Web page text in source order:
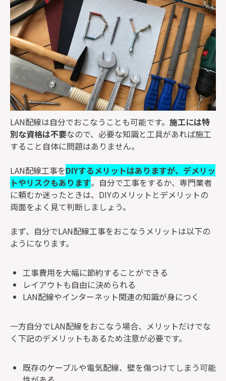
LAN配線は自分でおこなうことも可能です。 施工には特
別な資格は不要なので、必要な知識と工具があれば施工
すること自体に問題はありません。
LAN配線工事をDIYするメリットはありますが、デメリッ
トやリスクもあります。自分で工事をするか、専門業者
に頼むか迷ったときは、DIYのメリットとデメリットの
両面をよく見て判断しましょう。
まず、自分でLAN配線工事をおこなうメリットは以下の
ようになります。
工事費用を大幅に節約することができる
レイアウトも自由に決められる
LAN配線やインターネット関連の知識が身につく
一方自分でLAN配線をおこなう場合、メリットだけでな
く下記のデメリットもあるため注意が必要です。
既存のケーブルや電気配線、壁を傷つけてしまう可能